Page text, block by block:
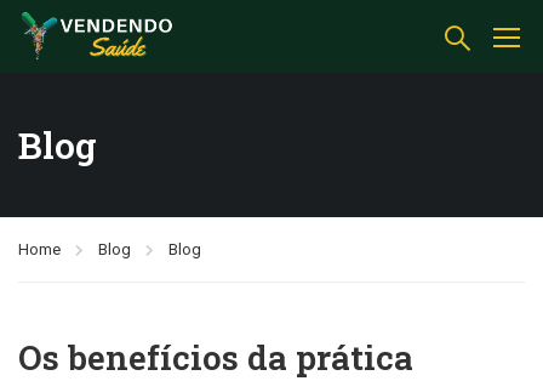
Blog
Home Blog Blog
Os benefícios da prática